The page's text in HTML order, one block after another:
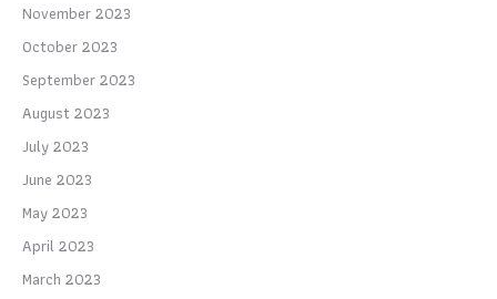
November 2023
October 2023
September 2023
August 2023
July 2023
June 2023
May 2023
April 2023
March 2023